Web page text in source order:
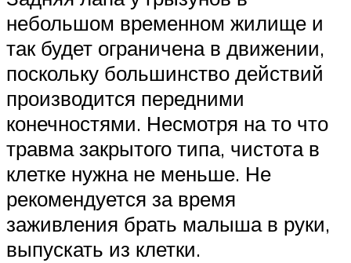
небольшом временном жилище и
так будет ограничена в движении,
поскольку большинство действий
производится передними
конечностями. Несмотря на то что
травма закрытого типа, чистота в
клетке нужна не меньше. Не
рекомендуется за время
заживления брать малыша в руки,
выпускать из клетки.